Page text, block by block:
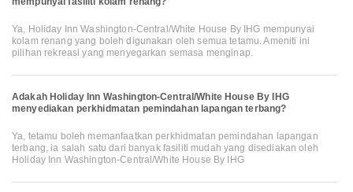
Ya, Holiday Inn Washington-Central/White House By IHG mempunyai
kolam renang yang boleh digunakan oleh semua tetamu. Ameniti ini
pilihan rekreasi yang menyegarkan semasa menginap.
Adakah Holiday Inn Washington-Central/White House By IHG
menyediakan perkhidmatan pemindahan lapangan terbang?
Ya, tetamu boleh memanfaatkan perkhidmatan pemindahan lapangan
terbang, ia salah satu dari banyak fasiliti mudah yang disediakan oleh
Holiday Inn Washington-Central/White House By IHG